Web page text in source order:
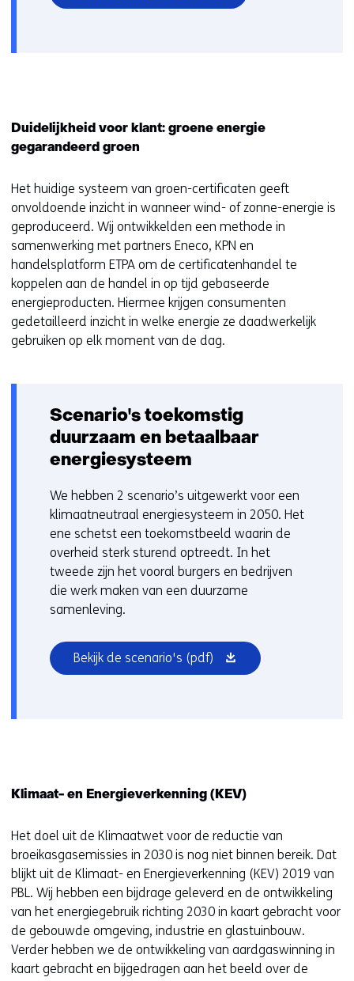
in
Duidelijkheid voor klant: groene energie
gegarandeerd groen
Het huidige systeem van groen-certificaten geeft
onvoldoende inzicht in wanneer wind- of zonne-energie is
geproduceerd. Wij ontwikkelden een methode in
samenwerking met partners Eneco, KPN en
handelsplatform ETPA om de certificatenhandel te
koppelen aan de handel in op tijd gebaseerde
energieproducten. Hiermee krijgen consumenten
gedetailleerd inzicht in welke energie ze daadwerkelijk
gebruiken op elk moment van de dag.
Scenario's toekomstig
duurzaam en betaalbaar
energiesysteem
We hebben 2 scenario’s uitgewerkt voor een
klimaatneutraal energiesysteem in 2050. Het
ene schetst een toekomstbeeld waarin de
overheid sterk sturend optreedt. In het
tweede zijn het vooral burgers en bedrijven
die werk maken van een duurzame
samenleving.
Bekijk de scenario's (pdf) (opent
in
Klimaat- en Energieverkenning (KEV)
Het doel uit de Klimaatwet voor de reductie van
broeikasgasemissies in 2030 is nog niet binnen bereik. Dat
blijkt uit de Klimaat- en Energieverkenning (KEV) 2019 van
PBL. Wij hebben een bijdrage geleverd en de ontwikkeling
van het energiegebruik richting 2030 in kaart gebracht voor
de gebouwde omgeving, industrie en glastuinbouw.
Verder hebben we de ontwikkeling van aardgaswinning in
kaart gebracht en bijgedragen aan het beeld over de